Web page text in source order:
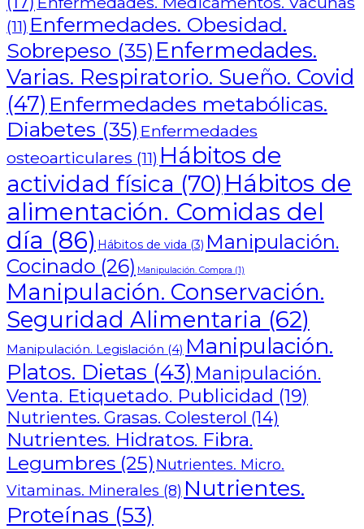
(11) Enfermedades. Obesidad.
Sobrepeso (35) Enfermedades.
Varias. Respiratorio. Sueño. Covid
(47) Enfermedades metabólicas.
Diabetes (35) Enfermedades
osteoarticulares (11) Hábitos de
actividad física (70) Hábitos de
alimentación. Comidas del
día (86) Hábitos de vida (3) Manipulación.
Cocinado (26) Manipulación. Compra (1)
Manipulación. Conservación.
Seguridad Alimentaria (62)
Manipulación. Legislación (4) Manipulación.
Platos. Dietas (43) Manipulación.
Venta. Etiquetado. Publicidad (19)
Nutrientes. Grasas. Colesterol (14)
Nutrientes. Hidratos. Fibra.
Legumbres (25) Nutrientes. Micro.
Vitaminas. Minerales (8) Nutrientes.
Proteínas (53)